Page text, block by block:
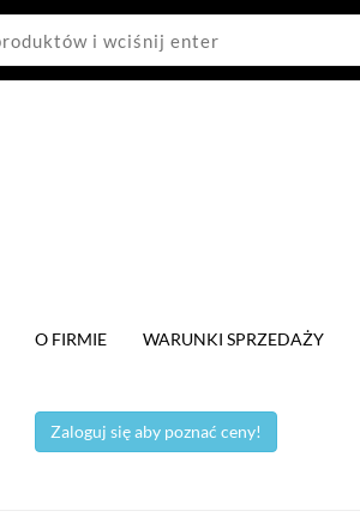
O FIRMIE WARUNKI SPRZEDAŻY
Zaloguj się aby poznać ceny!